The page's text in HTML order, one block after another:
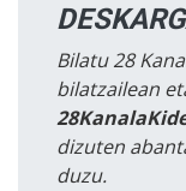
Bilatu 28
bilatzailean
dizuten
duzu.